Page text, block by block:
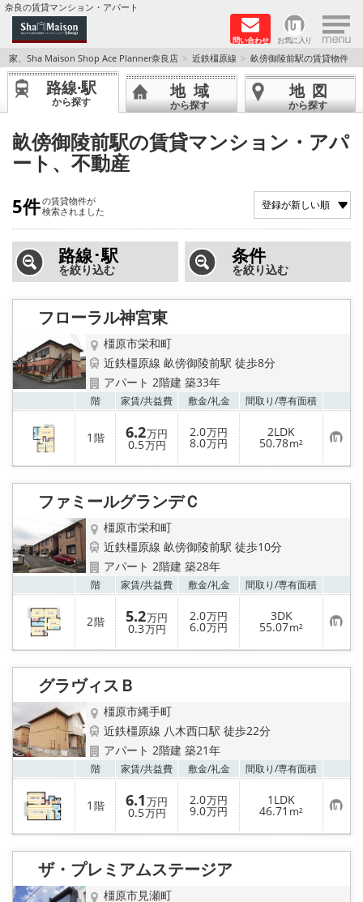
奈良の賃貸マンション・アパート
問い合わせ お気に入り ×
TOPページ
Foreigners welcome！
店長のおすすめ物件
おすすめ Sha Maison 特集
積水ハウス Sha Maison 特集 (奈良北部、木津川
市)
積水ハウス Sha Maison 特集 (奈良南部)
路線·駅から探す
地域から探す
地図から探す
AcePlanner公式ライン
スタッフ紹介
リフォーム のことなら！
オーナー様へ
住宅型有料老人 Ｆｌｅｕｒａｇｅ
店舗情報·アクセス
会社概要
メールでお問い合わせ
家、Sha Maison Shop Ace Planner奈良店 近鉄橿原線 畝傍御陵前駅の賃貸物件
路線·駅
から探す
地域
から探す
地図
から探す
畝傍御陵前駅の賃貸マンション・アパ
ート、不動産
5件の賃貸物件が
検索されました
路線･駅
を絞り込む
条件
を絞り込む
フローラル神宮東
橿原市栄和町
近鉄橿原線 畝傍御陵前駅 徒歩8分
アパート 2階建 築33年
階 家賃/共益費 敷金/礼金 間取り/専有面積
1 階 6.2万円
0.5万円
2.0万円
8.0万円
2LDK
50.78m² お
気
に
り
ファミールグランデＣ
橿原市栄和町
近鉄橿原線 畝傍御陵前駅 徒歩10分
アパート 2階建 築28年
階 家賃/共益費 敷金/礼金 間取り/専有面積
2階 5.2万円
0.3万円
2.0万円
6.0万円
3DK
55.07m² お
気
に
り
グラヴィスＢ
橿原市縄手町
近鉄橿原線 八木西口駅 徒歩22分
アパート 2階建 築21年
階 家賃/共益費 敷金/礼金 間取り/専有面積
1 階 6.1万円
0.5万円
2.0万円
9.0万円
1LDK
46.71 m² お
気
に
り
ザ・プレミアムステージア
橿原市見瀬町